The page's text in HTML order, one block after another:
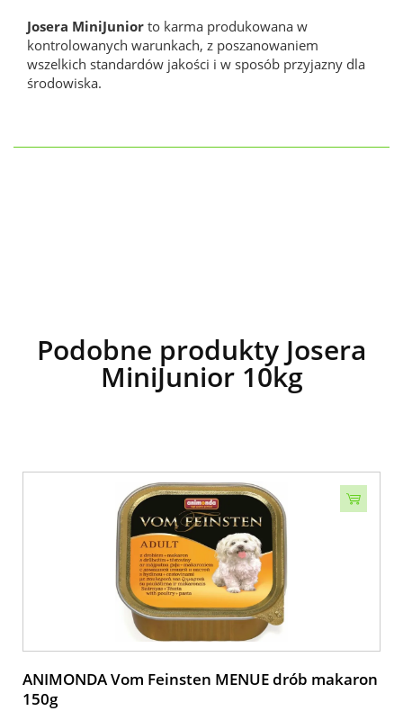
Josera MiniJunior to karma produkowana w
kontrolowanych warunkach, z poszanowaniem
wszelkich standardów jakości i w sposób przyjazny dla
środowiska.
Podobne produkty Josera
MiniJunior 10kg
ANIMONDA Vom Feinsten MENUE drób makaron
150g